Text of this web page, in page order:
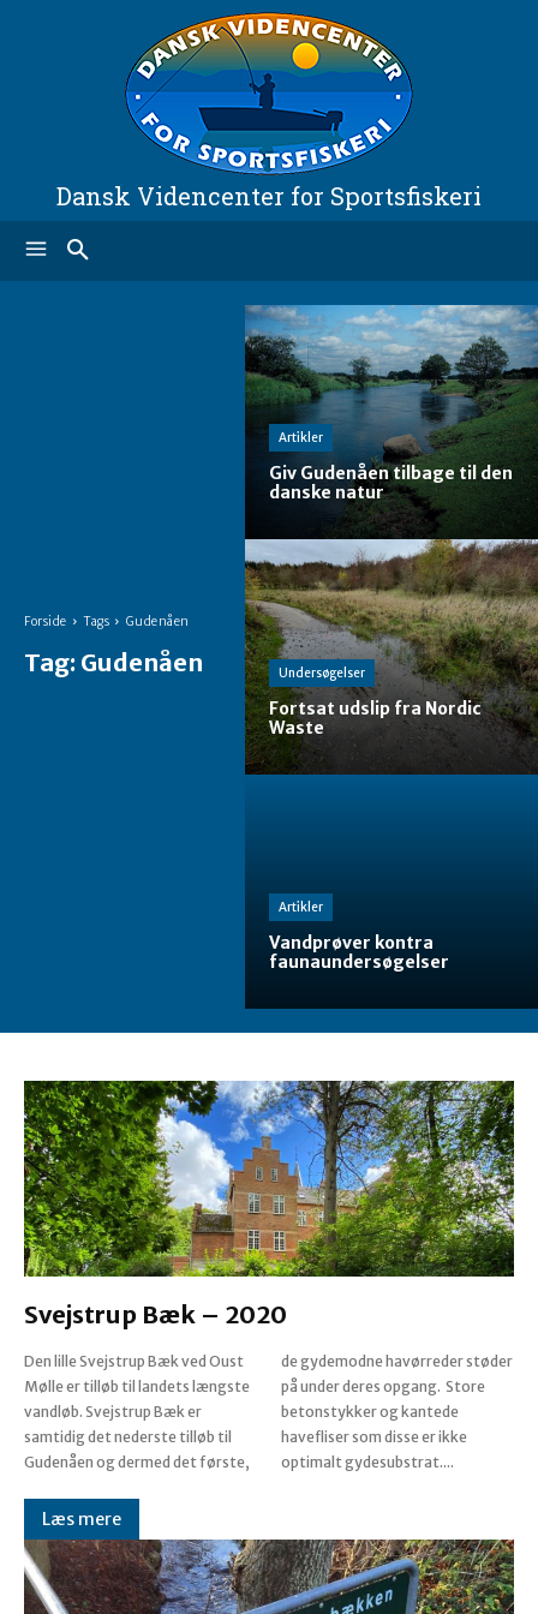
Dansk Videncenter for Sportsfiskeri
Forside Tags Gudenåen
Tag: Gudenåen
Artikler
Giv Gudenåen tilbage til den
danske natur
Undersøgelser
Fortsat udslip fra Nordic
Waste
Artikler
Vandprøver kontra
faunaundersøgelser
Svejstrup Bæk – 2020
Den lille Svejstrup Bæk ved Oust
Mølle er tilløb til landets længste
vandløb. Svejstrup Bæk er
samtidig det nederste tilløb til
Gudenåen og dermed det første,
de gydemodne havørreder støder
på under deres opgang. Store
betonstykker og kantede
havefliser som disse er ikke
optimalt gydesubstrat....
Læs mere